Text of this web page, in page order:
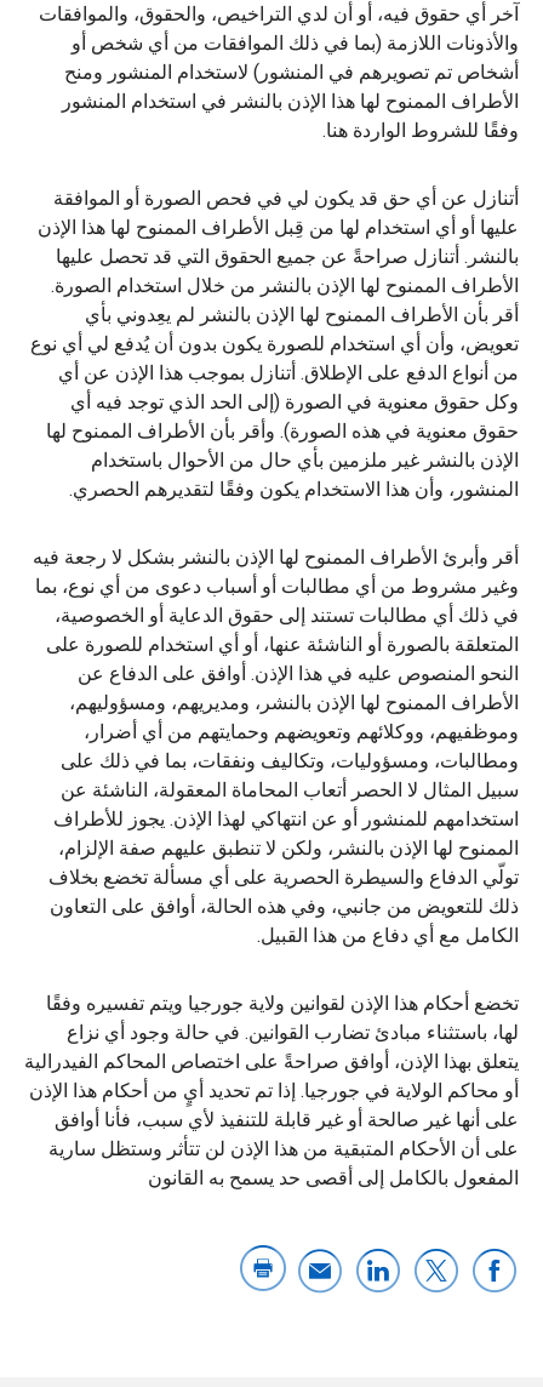
آخر أي حقوق فيه، أو أن لدي التراخيص، والحقوق، والموافقات
والأذونات اللازمة (بما في ذلك الموافقات من أي شخص أو
أشخاص تم تصويرهم في المنشور) لاستخدام المنشور ومنح
الأطراف الممنوح لها هذا الإذن بالنشر في استخدام المنشور
وفقًا للشروط الواردة هنا.
أتنازل عن أي حق قد يكون لي في فحص الصورة أو الموافقة
عليها أو أي استخدام لها من قِبل الأطراف الممنوح لها هذا الإذن
بالنشر. أتنازل صراحةً عن جميع الحقوق التي قد تحصل عليها
الأطراف الممنوح لها الإذن بالنشر من خلال استخدام الصورة.
أقر بأن الأطراف الممنوح لها الإذن بالنشر لم يعِدوني بأي
تعويض، وأن أي استخدام للصورة يكون بدون أن يُدفع لي أي نوع
من أنواع الدفع على الإطلاق. أتنازل بموجب هذا الإذن عن أي
وكل حقوق معنوية في الصورة (إلى الحد الذي توجد فيه أي
حقوق معنوية في هذه الصورة). وأقر بأن الأطراف الممنوح لها
الإذن بالنشر غير ملزمين بأي حال من الأحوال باستخدام
المنشور، وأن هذا الاستخدام يكون وفقًا لتقديرهم الحصري.
أقر وأبرئ الأطراف الممنوح لها الإذن بالنشر بشكل لا رجعة فيه
وغير مشروط من أي مطالبات أو أسباب دعوى من أي نوع، بما
في ذلك أي مطالبات تستند إلى حقوق الدعاية أو الخصوصية،
المتعلقة بالصورة أو الناشئة عنها، أو أي استخدام للصورة على
النحو المنصوص عليه في هذا الإذن. أوافق على الدفاع عن
الأطراف الممنوح لها الإذن بالنشر، ومديريهم، ومسؤوليهم،
وموظفيهم، ووكلائهم وتعويضهم وحمايتهم من أي أضرار،
ومطالبات، ومسؤوليات، وتكاليف ونفقات، بما في ذلك على
سبيل المثال لا الحصر أتعاب المحاماة المعقولة، الناشئة عن
استخدامهم للمنشور أو عن انتهاكي لهذا الإذن. يجوز للأطراف
الممنوح لها الإذن بالنشر، ولكن لا تنطبق عليهم صفة الإلزام،
تولّي الدفاع والسيطرة الحصرية على أي مسألة تخضع بخلاف
ذلك للتعويض من جانبي، وفي هذه الحالة، أوافق على التعاون
الكامل مع أي دفاع من هذا القبيل.
تخضع أحكام هذا الإذن لقوانين ولاية جورجيا ويتم تفسيره وفقًا
لها، باستثناء مبادئ تضارب القوانين. في حالة وجود أي نزاع
يتعلق بهذا الإذن، أوافق صراحةً على اختصاص المحاكم الفيدرالية
أو محاكم الولاية في جورجيا. إذا تم تحديد أيٍ من أحكام هذا الإذن
على أنها غير صالحة أو غير قابلة للتنفيذ لأي سبب، فأنا أوافق
على أن الأحكام المتبقية من هذا الإذن لن تتأثر وستظل سارية
المفعول بالكامل إلى أقصى حد يسمح به القانون